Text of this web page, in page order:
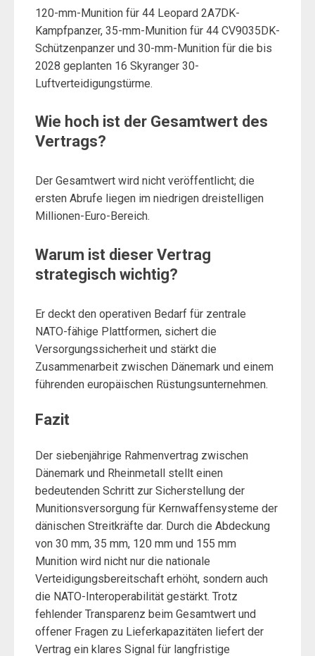
120-mm-Munition für 44 Leopard 2A7DK-
Kampfpanzer, 35-mm-Munition für 44 CV9035DK-
Schützenpanzer und 30-mm-Munition für die bis
2028 geplanten 16 Skyranger 30-
Luftverteidigungstürme.
Wie hoch ist der Gesamtwert des
Vertrags?
Der Gesamtwert wird nicht veröffentlicht; die
ersten Abrufe liegen im niedrigen dreistelligen
Millionen-Euro-Bereich.
Warum ist dieser Vertrag
strategisch wichtig?
Er deckt den operativen Bedarf für zentrale
NATO-fähige Plattformen, sichert die
Versorgungssicherheit und stärkt die
Zusammenarbeit zwischen Dänemark und einem
führenden europäischen Rüstungsunternehmen.
Fazit
Der siebenjährige Rahmenvertrag zwischen
Dänemark und Rheinmetall stellt einen
bedeutenden Schritt zur Sicherstellung der
Munitionsversorgung für Kernwaffensysteme der
dänischen Streitkräfte dar. Durch die Abdeckung
von 30 mm, 35 mm, 120 mm und 155 mm
Munition wird nicht nur die nationale
Verteidigungsbereitschaft erhöht, sondern auch
die NATO-Interoperabilität gestärkt. Trotz
fehlender Transparenz beim Gesamtwert und
offener Fragen zu Lieferkapazitäten liefert der
Vertrag ein klares Signal für langfristige